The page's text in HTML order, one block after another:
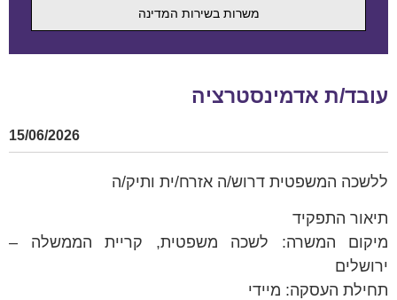
משרות בשירות המדינה
עובד/ת אדמינסטרציה
15/06/2026
ללשכה המשפטית דרוש/ה אזרח/ית ותיק/ה
תיאור התפקיד
מיקום המשרה: לשכה משפטית, קריית הממשלה –
ירושלים
תחילת העסקה: מיידי